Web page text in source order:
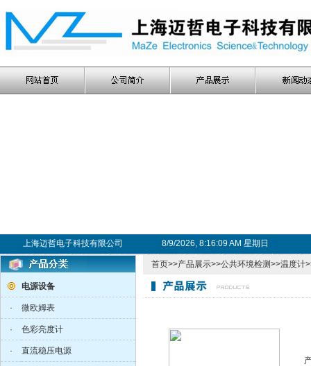
上海迈哲电子科技有限公司 8/9/2026, 8:16:09 AM 星期日
电源设备
· 微欧姆表
· 色彩亮度计
· 直流稳压电源
首页>>产品展示>>公共环境检测>>温度计